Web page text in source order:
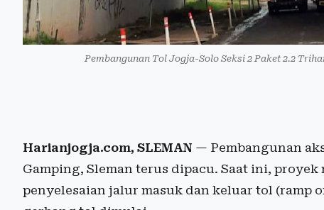
Pembangunan Tol Jogja-Solo Seksi 2 Paket 2.2
Harianjogja.com, SLEMAN — Pembangunan
Gamping, Sleman terus dipacu. Saat ini,
penyelesaian jalur masuk dan keluar tol (ramp